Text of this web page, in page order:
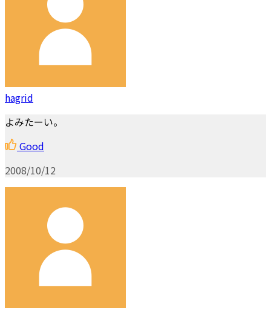
hagrid
よみたーい。
Good
2008/10/12